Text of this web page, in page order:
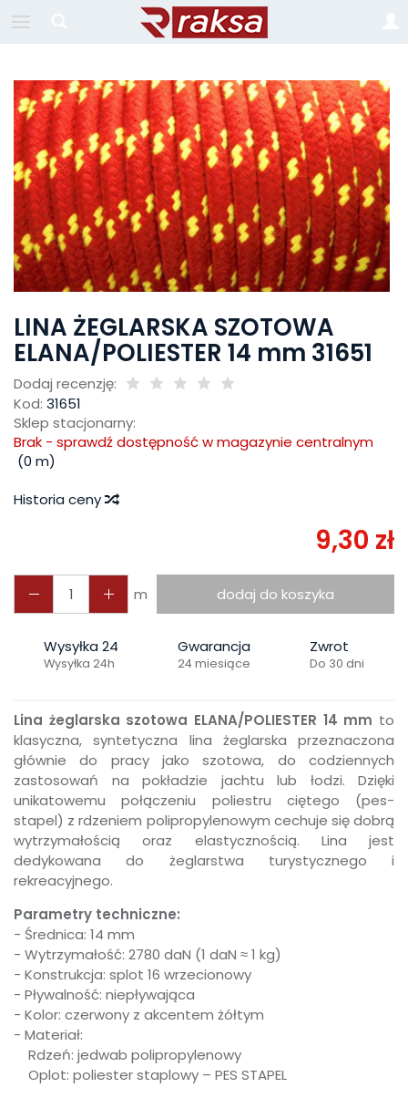
LINA ŻEGLARSKA SZOTOWA
ELANA/POLIESTER 14 mm 31651
Dodaj recenzję:
Kod: 31651
Sklep stacjonarny:
Brak - sprawdź dostępność w magazynie centralnym
(0 m)
Historia ceny
9,30 zł
m dodaj do koszyka
Wysyłka 24
Wysyłka 24h
Gwarancja
24 miesiące
Zwrot
Do 30 dni
Lina żeglarska szotowa ELANA/POLIESTER 14 mm to
klasyczna, syntetyczna lina żeglarska przeznaczona
głównie do pracy jako szotowa, do codziennych
zastosowań na pokładzie jachtu lub łodzi. Dzięki
unikatowemu połączeniu poliestru ciętego (pes-
stapel) z rdzeniem polipropylenowym cechuje się dobrą
wytrzymałością oraz elastycznością. Lina jest
dedykowana do żeglarstwa turystycznego i
rekreacyjnego.
Parametry techniczne:
- Średnica: 14 mm
- Wytrzymałość: 2780 daN (1 daN ≈ 1 kg)
- Konstrukcja: splot 16 wrzecionowy
- Pływalność: niepływająca
- Kolor: czerwony z akcentem żółtym
- Materiał:
Rdzeń: jedwab polipropylenowy
Oplot: poliester staplowy – PES STAPEL